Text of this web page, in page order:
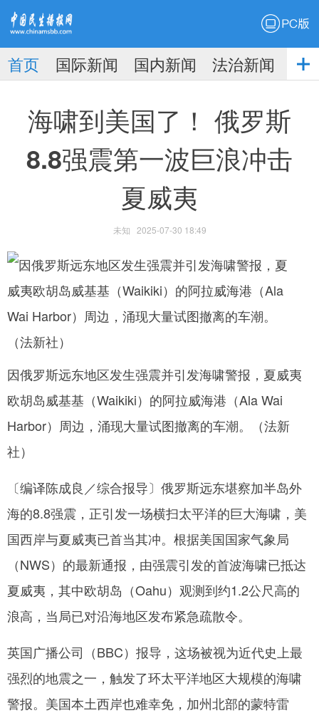
播
网
首页 国际新闻 国内新闻 法治新闻
社
海啸到美国了！ 俄罗斯
8.8强震第一波巨浪冲击
夏威夷
未知 2025-07-30 18:49
因俄罗斯远东地区发生强震并引发海啸警报，夏威夷
欧胡岛威基基（Waikiki）的阿拉威海港（Ala Wai
Harbor）周边，涌现大量试图撤离的车潮。（法新
社）
〔编译陈成良／综合报导〕俄罗斯远东堪察加半岛外
海的8.8强震，正引发一场横扫太平洋的巨大海啸，美
国西岸与夏威夷已首当其冲。根据美国国家气象局
（NWS）的最新通报，由强震引发的首波海啸已抵达
夏威夷，其中欧胡岛（Oahu）观测到约1.2公尺高的
浪高，当局已对沿海地区发布紧急疏散令。
英国广播公司（BBC）报导，这场被视为近代史上最
强烈的地震之一，触发了环太平洋地区大规模的海啸
警报。美国本土西岸也难幸免，加州北部的蒙特雷